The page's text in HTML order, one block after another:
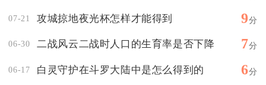
07-21 攻城掠地夜光杯怎样才能得到 9分
06-30 二战风云二战时人口的生育率是否下降 7分
06-17 白灵守护在斗罗大陆中是怎么得到的 6分